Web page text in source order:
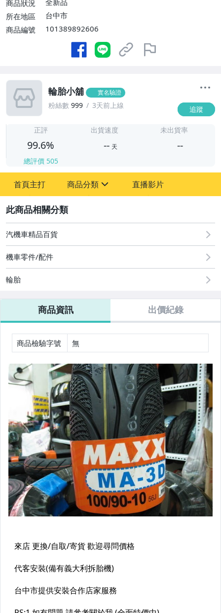
商品狀況
全新品
所在地區
台中市
商品編號
101389892606
輪胎小舖 實名驗證
粉絲數 999 3天前上線 追蹤
正評
99.6%
總評價 505
出貨速度
-- 天
未出貨率
--
首頁主打 商品分類
汽機車精品百貨
直播影片
汽機車精品百貨
機車零件/配件
輪胎
商品資訊 出價紀錄
商品檢驗字號 無